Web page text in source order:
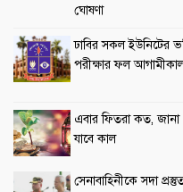
ঘোষণা
ঢাবির সকল ইউনিটের
পরীক্ষার ফল
এবার ফিতরা কত, জানা
যাবে কাল
সেনাবাহিনীকে সদা